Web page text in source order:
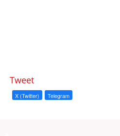
Tweet
X (Twitter) Telegram